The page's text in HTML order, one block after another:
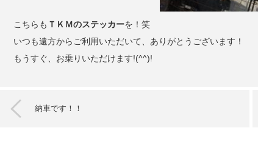
こちらも ＴＫＭのステッカーを！笑
いつも遠方からご利用いただいて、ありがとうございます！
もうすぐ、お乗りいただけます!(^^)!
納車です！！